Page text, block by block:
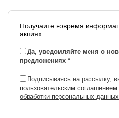
Получайте вовремя
акциях
Да, уведомляйте меня о
предложениях *
Подписываясь на рассылку,
пользовательским соглашением
обработки персональных